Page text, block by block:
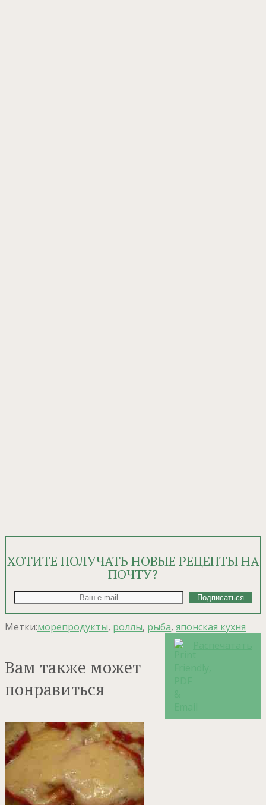
ХОТИТЕ ПОЛУЧАТЬ НОВЫЕ РЕЦЕПТЫ НА
ПОЧТУ?
Метки:морепродукты, роллы, рыба, японская кухня
Вам также может
понравиться